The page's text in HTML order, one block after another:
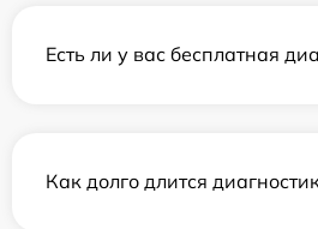
Есть ли у вас бесплатная
Как долго длится